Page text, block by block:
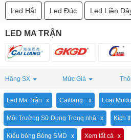
Led Hắt Led Đúc Led Liền
LED MA TRẬN
Hãng SX Mức Giá
Led Ma Trận Cailiang Loại
Môi Trường Sử Dụng Trong nhà Kích
Kiểu bóng Bóng SMD Xem tất cả